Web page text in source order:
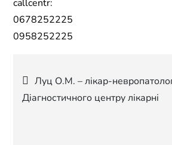
callcentr:
0678252225
0958252225
Навігація
записів
Луц О.М. – лікар-
Діагностичного центру лікарні